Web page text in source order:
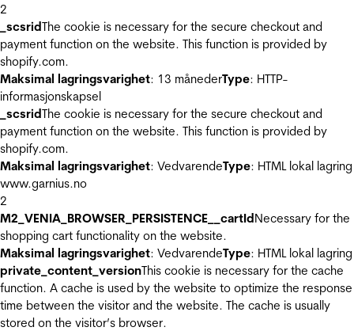
2
_scsridThe cookie is necessary for the secure checkout and
payment function on the website. This function is provided by
shopify.com.
Maksimal lagringsvarighet: 13 månederType: HTTP-
informasjonskapsel
_scsridThe cookie is necessary for the secure checkout and
payment function on the website. This function is provided by
shopify.com.
Maksimal lagringsvarighet: VedvarendeType: HTML lokal lagring
www.garnius.no
2
M2_VENIA_BROWSER_PERSISTENCE__cartIdNecessary for the
shopping cart functionality on the website.
Maksimal lagringsvarighet: VedvarendeType: HTML lokal lagring
private_content_versionThis cookie is necessary for the cache
function. A cache is used by the website to optimize the response
time between the visitor and the website. The cache is usually
stored on the visitor’s browser.